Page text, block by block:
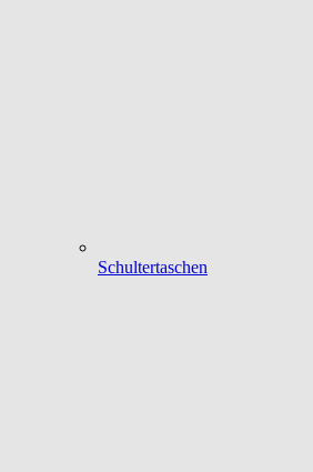
Schultertaschen